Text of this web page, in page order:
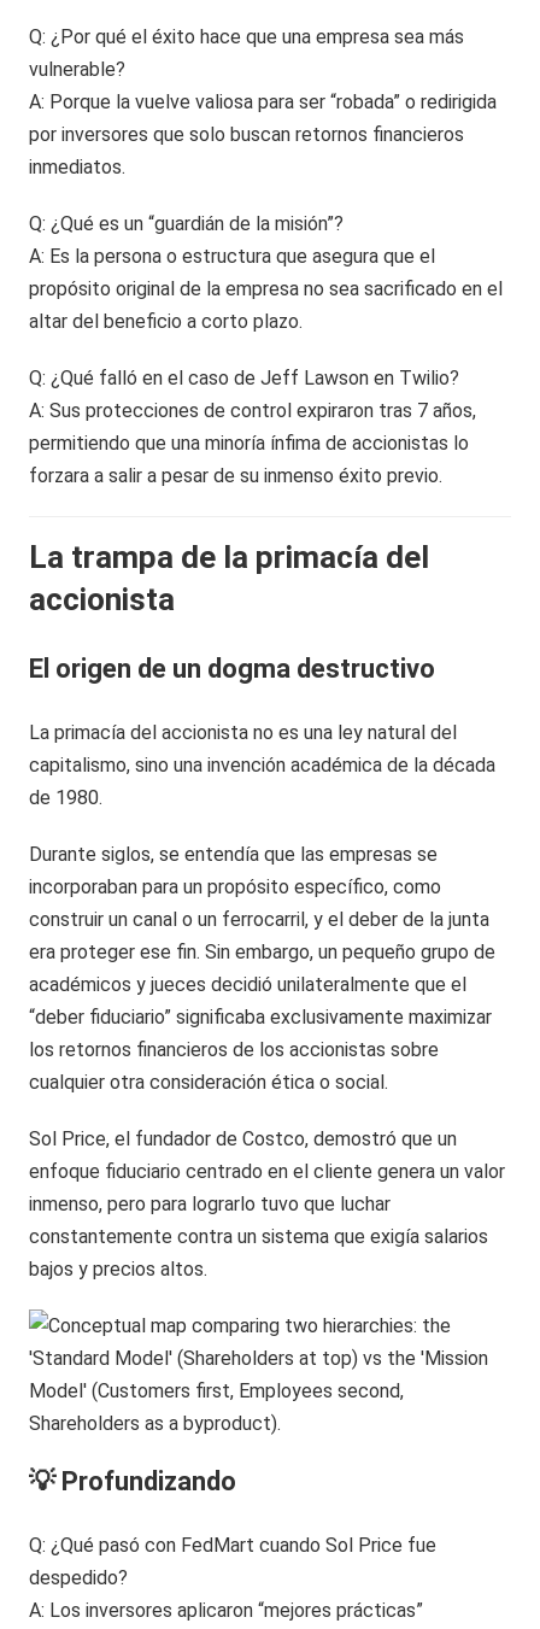
Q: ¿Por qué el éxito hace que una empresa sea más
vulnerable?
A: Porque la vuelve valiosa para ser “robada” o redirigida
por inversores que solo buscan retornos financieros
inmediatos.
Q: ¿Qué es un “guardián de la misión”?
A: Es la persona o estructura que asegura que el
propósito original de la empresa no sea sacrificado en el
altar del beneficio a corto plazo.
Q: ¿Qué falló en el caso de Jeff Lawson en Twilio?
A: Sus protecciones de control expiraron tras 7 años,
permitiendo que una minoría ínfima de accionistas lo
forzara a salir a pesar de su inmenso éxito previo.
La trampa de la primacía del
accionista
El origen de un dogma destructivo
La primacía del accionista no es una ley natural del
capitalismo, sino una invención académica de la década
de 1980.
Durante siglos, se entendía que las empresas se
incorporaban para un propósito específico, como
construir un canal o un ferrocarril, y el deber de la junta
era proteger ese fin. Sin embargo, un pequeño grupo de
académicos y jueces decidió unilateralmente que el
“deber fiduciario” significaba exclusivamente maximizar
los retornos financieros de los accionistas sobre
cualquier otra consideración ética o social.
Sol Price, el fundador de Costco, demostró que un
enfoque fiduciario centrado en el cliente genera un valor
inmenso, pero para lograrlo tuvo que luchar
constantemente contra un sistema que exigía salarios
bajos y precios altos.
💡 Profundizando
Q: ¿Qué pasó con FedMart cuando Sol Price fue
despedido?
A: Los inversores aplicaron “mejores prácticas”